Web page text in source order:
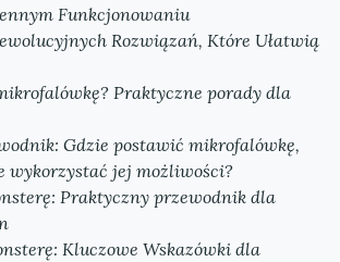
Funkcjonowaniu
Rozwiązań, Które Ułatwią
Praktyczne porady dla
Gdzie postawić mikrofalówkę,
wykorzystać jej możliwości?
Praktyczny przewodnik dla
Kluczowe Wskazówki dla